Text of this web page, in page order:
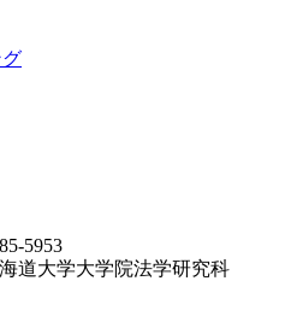
5953
道大学大学院法学研究科